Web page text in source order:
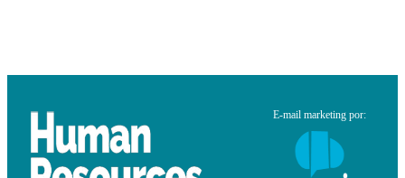
E-mail marketing por: